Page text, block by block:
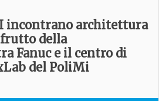
incontrano architettura
frutto della
Fanuc e il centro di
del PoliMi